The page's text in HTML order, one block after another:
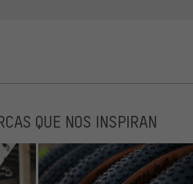
QUE NOS INSPIRAN